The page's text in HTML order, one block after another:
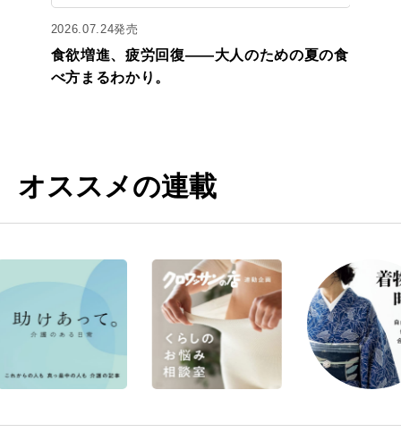
2026.07.24発売
食欲増進、疲労回復——大人のための夏の食
べ方まるわかり。
オススメの連載